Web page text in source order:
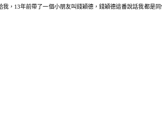
，13年前帶了一個小朋友叫錢穎德，錢穎德這番說話我都是